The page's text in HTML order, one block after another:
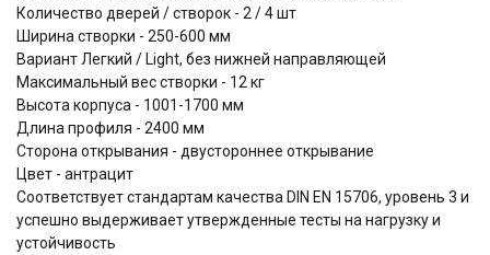
Количество дверей / створок - 2 / 4 шт
Ширина створки - 250-600 мм
Вариант Легкий / Light, без нижней направляющей
Максимальный вес створки - 12 кг
Высота корпуса - 1001-1700 мм
Длина профиля - 2400 мм
Сторона открывания - двустороннее открывание
Цвет - антрацит
Соответствует стандартам качества DIN EN 15706, уровень 3 и
успешно выдерживает утвержденные тесты на нагрузку и
устойчивость